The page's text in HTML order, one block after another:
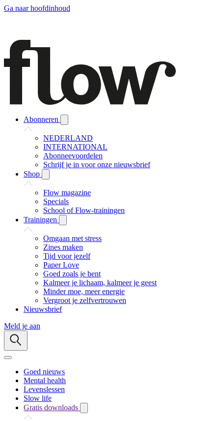
Ga naar hoofdinhoud
Abonneren
NEDERLAND
INTERNATIONAL
Abonneevoordelen
Schrijf je in voor onze nieuwsbrief
Shop
Flow magazine
Specials
School of Flow-trainingen
Trainingen
Omgaan met stress
Zines maken
Tijd voor jezelf
Paper Love
Goed zoals je bent
Kalmeer je lichaam, kalmeer je geest
Minder moe, meer energie
Vergroot je zelfvertrouwen
Nieuwsbrief
Meld je aan
Goed nieuws
Mental health
Levenslessen
Slow life
Gratis downloads